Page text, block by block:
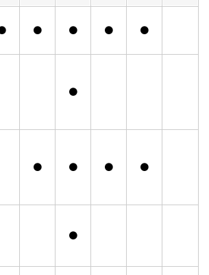
● ● ● ●
●
● ● ● ●
●